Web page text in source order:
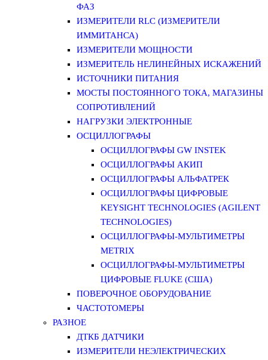
ФАЗ
ИЗМЕРИТЕЛИ RLC (ИЗМЕРИТЕЛИ
ИММИТАНСА)
ИЗМЕРИТЕЛИ МОЩНОСТИ
ИЗМЕРИТЕЛЬ НЕЛИНЕЙНЫХ ИСКАЖЕНИЙ
ИСТОЧНИКИ ПИТАНИЯ
МОСТЫ ПОСТОЯННОГО ТОКА, МАГАЗИНЫ
СОПРОТИВЛЕНИЙ
НАГРУЗКИ ЭЛЕКТРОННЫЕ
ОСЦИЛЛОГРАФЫ
ОСЦИЛЛОГРАФЫ GW INSTEK
ОСЦИЛЛОГРАФЫ АКИП
ОСЦИЛЛОГРАФЫ АЛЬФАТРЕК
ОСЦИЛЛОГРАФЫ ЦИФРОВЫЕ
KEYSIGHT TECHNOLOGIES (AGILENT
TECHNOLOGIES)
ОСЦИЛЛОГРАФЫ-МУЛЬТИМЕТРЫ
METRIX
ОСЦИЛЛОГРАФЫ-МУЛЬТИМЕТРЫ
ЦИФРОВЫЕ FLUKE (США)
ПОВЕРОЧНОЕ ОБОРУДОВАНИЕ
ЧАСТОТОМЕРЫ
РАЗНОЕ
ДТКБ ДАТЧИКИ
ИЗМЕРИТЕЛИ НЕЭЛЕКТРИЧЕСКИХ